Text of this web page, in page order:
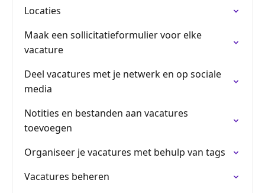
Locaties
Maak een sollicitatieformulier voor elke
vacature
Deel vacatures met je netwerk en op sociale
media
Notities en bestanden aan vacatures
toevoegen
Organiseer je vacatures met behulp van tags
Vacatures beheren